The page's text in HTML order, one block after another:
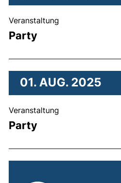
Party
Veranstaltung
Party
Veranstaltung
01. AUG. 2025